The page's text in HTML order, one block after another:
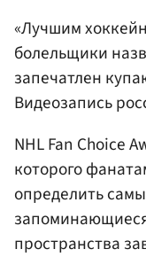
«Лучшим
болельщики
запечатлен
Видеозапись
NHL Fan Choice
которого
определить
пространства